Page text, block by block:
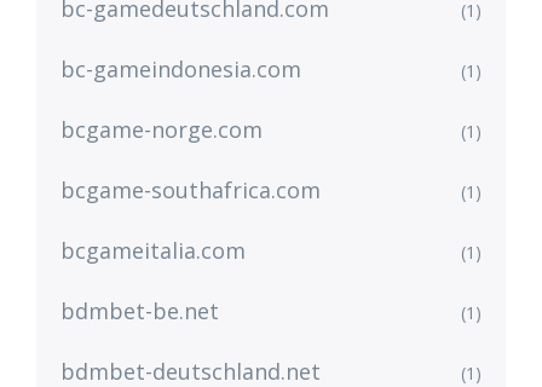
bc-gamedeutschland.com (1)
bc-gameindonesia.com (1)
bcgame-norge.com (1)
bcgame-southafrica.com (1)
bcgameitalia.com (1)
bdmbet-be.net (1)
bdmbet-deutschland.net (1)